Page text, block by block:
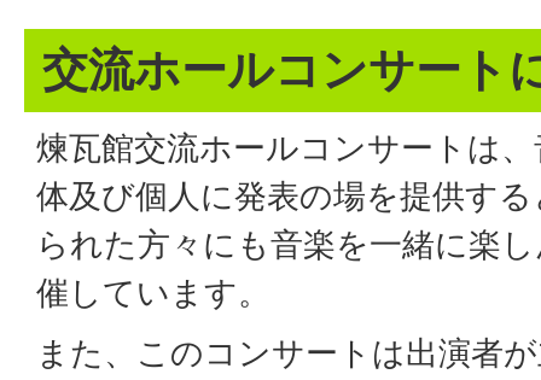
交流ホールコンサート
煉瓦館交流ホールコンサートは
体及び個人に発表の場を提供す
られた方々にも音楽を一緒に楽
催しています。
また、このコンサートは出演者